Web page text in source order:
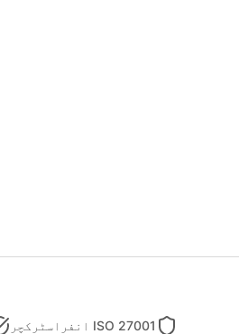
ISO 27001 انفراسٹرکچر